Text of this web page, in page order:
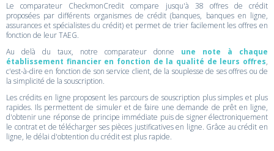
Le comparateur CheckmonCredit compare jusqu'à 38 offres de crédit
proposées par différents organismes de crédit (banques, banques en ligne,
assurances et spécialistes du crédit) et permet de trier facilement les offres en
fonction de leur TAEG.
Au delà du taux, notre comparateur donne une note à chaque
établissement financier en fonction de la qualité de leurs offres,
c'est-à-dire en fonction de son service client, de la souplesse de ses offres ou de
la simplicité de la souscription.
Les crédits en ligne proposent les parcours de souscription plus simples et plus
rapides. Ils permettent de simuler et de faire une demande de prêt en ligne,
d'obtenir une réponse de principe immédiate puis de signer électroniquement
le contrat et de télécharger ses pièces justificatives en ligne. Grâce au crédit en
ligne, le délai d'obtention du crédit est plus rapide.